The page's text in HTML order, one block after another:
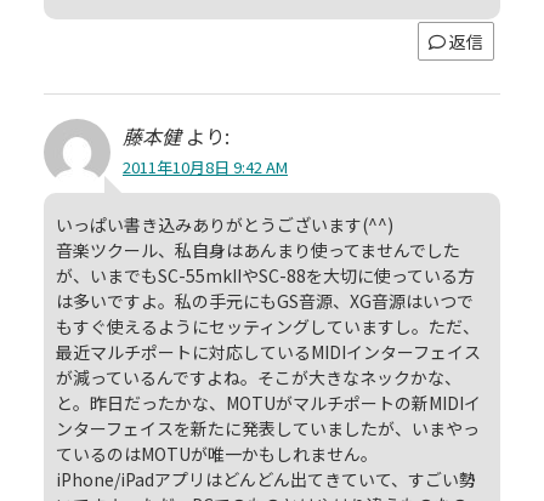
返信
藤本健 より:
2011年10月8日 9:42 AM
いっぱい書き込みありがとうございます(^^)
音楽ツクール、私自身はあんまり使ってませんでした
が、いまでもSC-55mkIIやSC-88を大切に使っている方
は多いですよ。私の手元にもGS音源、XG音源はいつで
もすぐ使えるようにセッティングしていますし。ただ、
最近マルチポートに対応しているMIDIインターフェイス
が減っているんですよね。そこが大きなネックかな、
と。昨日だったかな、MOTUがマルチポートの新MIDIイ
ンターフェイスを新たに発表していましたが、いまやっ
ているのはMOTUが唯一かもしれません。
iPhone/iPadアプリはどんどん出てきていて、すごい勢